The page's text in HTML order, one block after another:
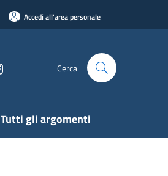
Accedi all'area personale
Cerca
Tutti gli argomenti